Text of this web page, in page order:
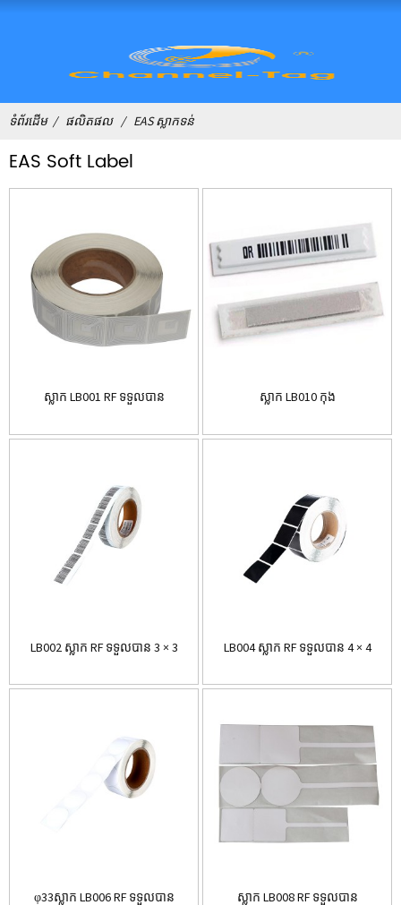
ទំព័រដើម ផលិតផល EAS ស្លាកទន់
EAS Soft Label
ស្លាក LB001 RF ទទួលបាន ស្លាក LB010 កុង
LB002 ស្លាក RF ទទួលបាន 3 × 3 LB004 ស្លាក RF ទទួលបាន 4 × 4
φ33ស្លាក LB006 RF ទទួលបាន ស្លាក LB008 RF ទទួលបាន